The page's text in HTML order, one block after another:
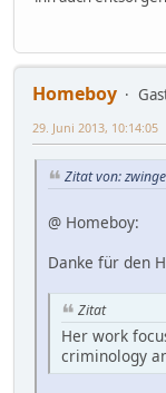
Homeboy
29. Juni 2013, 10:14:05
Zitat von:
@ Homeboy:
Danke für den
Zitat
Her work
criminology